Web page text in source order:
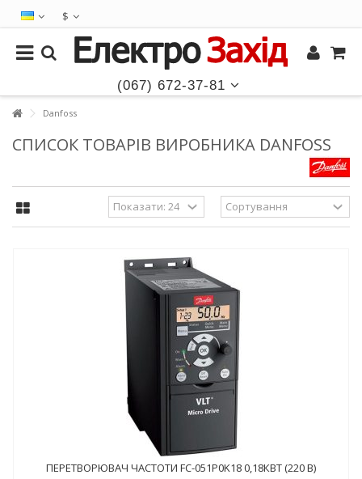
$
(067) 672-37-81
Danfoss
СПИСОК ТОВАРІВ ВИРОБНИКА DANFOSS
ПЕРЕТВОРЮВАЧ ЧАСТОТИ FC-051P0K18 0,18КВТ (220 В)